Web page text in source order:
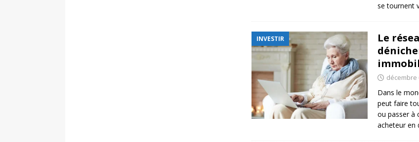
se tournent
INVESTIR
Le
décembre
Dans le
peut faire
ou passer à
acheteur en